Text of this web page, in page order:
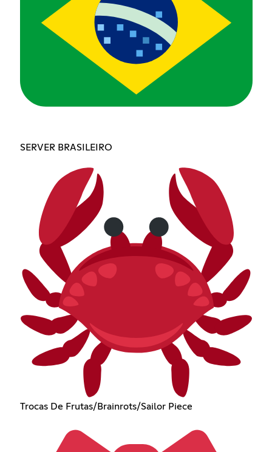
SERVER BRASILEIRO
Trocas De Frutas/Brainrots/Sailor Piece